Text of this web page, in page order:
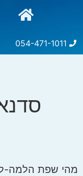
054-471-1011
מהי שפת הלמה-